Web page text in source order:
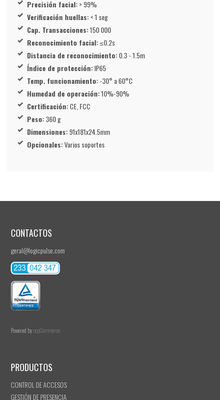
Precisión facial:> 99%
Verificación huellas:< 1 seg
Cap. Transacciones:150 000
Reconocimiento facial:≤0.2s
Distancia de reconocimiento:0.3 - 1.5m
Índice de protección:IP65
Temp. funcionamiento:-30° a 60°C
Humedad de operación:10%-90%
Certificación:CE, FCC
Peso:360 g
Dimensiones:91x181x24.5mm
Opcionales:Varios soportes
CONTACTOS
geral@logicpulse.com
Powered bynopCommerce
PRODUCTOS
CONTROL DE ACCESOS
GESTIÓN DE PRESENCIA